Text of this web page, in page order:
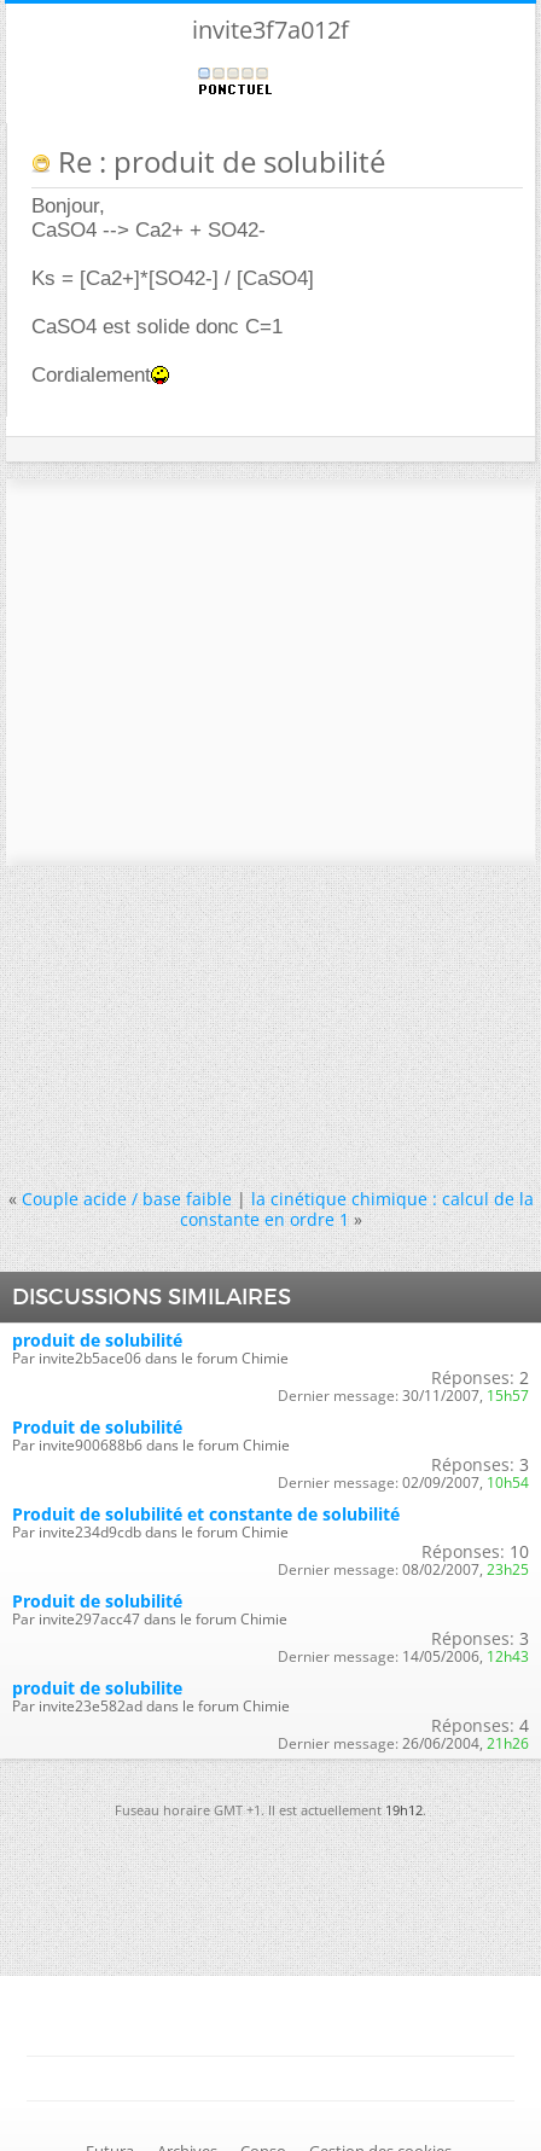
invite3f7a012f
Re : produit de solubilité
Bonjour,
CaSO4 --> Ca2+ + SO42-
Ks = [Ca2+]*[SO42-] / [CaSO4]
CaSO4 est solide donc C=1
Cordialement
« Couple acide / base faible|la cinétique chimique : calcul de la
constante en ordre 1 »
DISCUSSIONS SIMILAIRES
produit de solubilité
Par invite2b5ace06 dans le forum Chimie
Réponses: 2
Dernier message: 30/11/2007, 15h57
Produit de solubilité
Par invite900688b6 dans le forum Chimie
Réponses: 3
Dernier message: 02/09/2007, 10h54
Produit de solubilité et constante de solubilité
Par invite234d9cdb dans le forum Chimie
Réponses: 10
Dernier message: 08/02/2007, 23h25
Produit de solubilité
Par invite297acc47 dans le forum Chimie
Réponses: 3
Dernier message: 14/05/2006, 12h43
produit de solubilite
Par invite23e582ad dans le forum Chimie
Réponses: 4
Dernier message: 26/06/2004, 21h26
Fuseau horaire GMT +1. Il est actuellement19h12.